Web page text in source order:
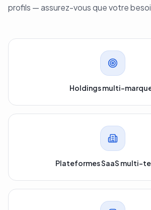
profils — assurez-vous que votre
Holdings multi-
Plateformes SaaS multi-